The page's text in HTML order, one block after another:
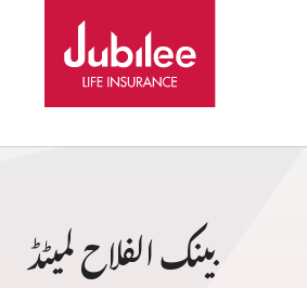
بینک الفلاح لمیٹڈ